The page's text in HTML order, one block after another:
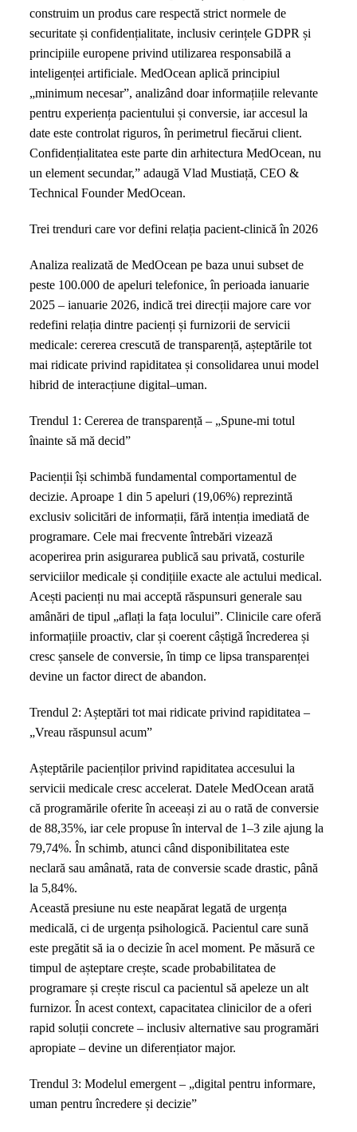
construim un produs care respectă strict normele de
securitate și confidențialitate, inclusiv cerințele GDPR și
principiile europene privind utilizarea responsabilă a
inteligenței artificiale. MedOcean aplică principiul
„minimum necesar”, analizând doar informațiile relevante
pentru experiența pacientului și conversie, iar accesul la
date este controlat riguros, în perimetrul fiecărui client.
Confidențialitatea este parte din arhitectura MedOcean, nu
un element secundar,” adaugă Vlad Mustiață, CEO &
Technical Founder MedOcean.
Trei trenduri care vor defini relația pacient-clinică în 2026
Analiza realizată de MedOcean pe baza unui subset de
peste 100.000 de apeluri telefonice, în perioada ianuarie
2025 – ianuarie 2026, indică trei direcții majore care vor
redefini relația dintre pacienți și furnizorii de servicii
medicale: cererea crescută de transparență, așteptările tot
mai ridicate privind rapiditatea și consolidarea unui model
hibrid de interacțiune digital–uman.
Trendul 1: Cererea de transparență – „Spune-mi totul
înainte să mă decid”
Pacienții își schimbă fundamental comportamentul de
decizie. Aproape 1 din 5 apeluri (19,06%) reprezintă
exclusiv solicitări de informații, fără intenția imediată de
programare. Cele mai frecvente întrebări vizează
acoperirea prin asigurarea publică sau privată, costurile
serviciilor medicale și condițiile exacte ale actului medical.
Acești pacienți nu mai acceptă răspunsuri generale sau
amânări de tipul „aflați la fața locului”. Clinicile care oferă
informațiile proactiv, clar și coerent câștigă încrederea și
cresc șansele de conversie, în timp ce lipsa transparenței
devine un factor direct de abandon.
Trendul 2: Așteptări tot mai ridicate privind rapiditatea –
„Vreau răspunsul acum”
Așteptările pacienților privind rapiditatea accesului la
servicii medicale cresc accelerat. Datele MedOcean arată
că programările oferite în aceeași zi au o rată de conversie
de 88,35%, iar cele propuse în interval de 1–3 zile ajung la
79,74%. În schimb, atunci când disponibilitatea este
neclară sau amânată, rata de conversie scade drastic, până
la 5,84%.
Această presiune nu este neapărat legată de urgența
medicală, ci de urgența psihologică. Pacientul care sună
este pregătit să ia o decizie în acel moment. Pe măsură ce
timpul de așteptare crește, scade probabilitatea de
programare și crește riscul ca pacientul să apeleze un alt
furnizor. În acest context, capacitatea clinicilor de a oferi
rapid soluții concrete – inclusiv alternative sau programări
apropiate – devine un diferențiator major.
Trendul 3: Modelul emergent – „digital pentru informare,
uman pentru încredere și decizie”